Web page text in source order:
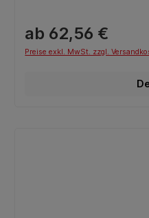
ab 62,56 €
Preise exkl. MwSt. zzgl.